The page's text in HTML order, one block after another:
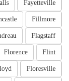
Fayetteville
Fillmore
Flagstaff
Flint
Florence
Floresville